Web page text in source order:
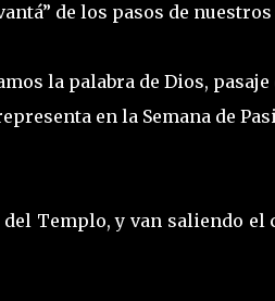
de los pasos de
mos la palabra de Dios,
en la Semana de
del Templo, y van saliendo